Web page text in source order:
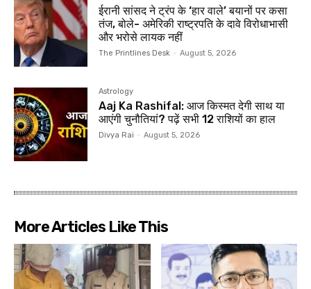
ईरानी सांसद ने ट्रंप के ‘हार वाले’ बयानों पर कसा
तंज, बोले- अमेरिकी राष्ट्रपति के दावे विरोधाभासी
और भरोसे लायक नहीं
The Printlines Desk - August 5, 2026
Astrology
Aaj Ka Rashifal: आज किस्मत देगी साथ या
आएंगी चुनौतियां? पढ़ें सभी 12 राशियों का हाल
Divya Rai - August 5, 2026
More Articles Like This